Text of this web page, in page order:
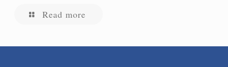
Read more